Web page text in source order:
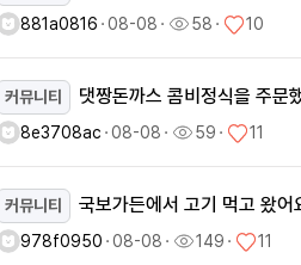
881a0816ㆍ08-08ㆍ 58ㆍ 10
커뮤니티 댓짱돈까스 콤비정식을 주문
8e3708acㆍ08-08ㆍ 59ㆍ 11
커뮤니티 국보가든에서 고기 먹고 왔
978f0950ㆍ08-08ㆍ 149ㆍ 11